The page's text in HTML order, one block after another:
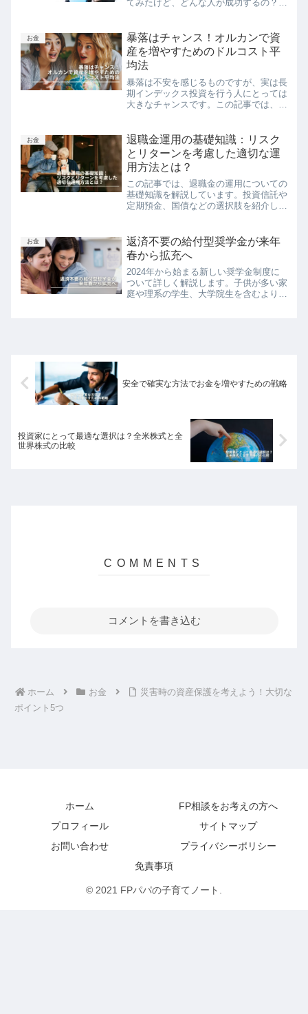
てみたけど、どんな人が成功するの？身
の特徴は以下の3つです。FPイガラシ長
期間継続すること資産運...
お金
暴落はチャンス！オルカンで資
産を増やすためのドルコスト平
均法
暴落は不安を感じるものですが、実は長
期インデックス投資を行う人にとっては
大きなチャンスです。この記事では、オ
増やす方法を詳しく解説します。市場が
下がっても慌てる必要はありません。コ
ツコツと投資を続けることで、暴落後に
大きなリターンを得るための秘訣を知る
ことができます。
お金
退職金運用の基礎知識：リスク
とリターンを考慮した適切な運
用方法とは？
この記事では、退職金の運用についての
基礎知識を解説しています。投資信託や
定期預金、国債などの選択肢を紹介し、
す。退職金を運用する際に必要な自己準
備についても説明しています。
お金
返済不要の給付型奨学金が来年
春から拡充へ
2024年から始まる新しい奨学金制度に
ついて詳しく解説します。子供が多い家
庭や理系の学生、大学院生を含むより多
安全で確実な方法でお金を増やすための戦略
投資家にとって最適な選択は？全米株式と全
世界株式の比較
コメントを書き込む
ホーム お金
災害時の資産保護を考えよう！大切な
ポイント5つ
ホーム
FP相談をお考えの方へ
プロフィール
サイトマップ
お問い合わせ
プライバシーポリシー
免責事項
© 2021 FPパパの子育てノート.